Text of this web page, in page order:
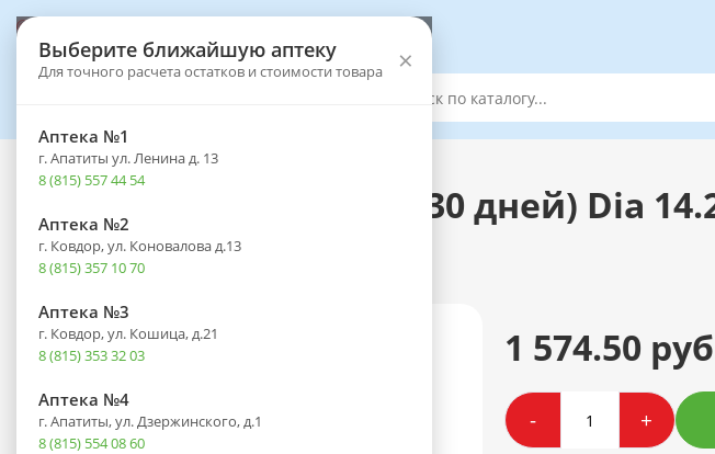
Выберите ближайшую аптеку
Для точного расчета остатков и стоимости товара ×
Аптека №1
г. Апатиты ул. Ленина д. 13
8 (815) 557 44 54
Аптека №2
г. Ковдор, ул. Коновалова д.13
8 (815) 357 10 70
Аптека №3
г. Ковдор, ул. Кошица, д.21
8 (815) 353 32 03
Аптека №4
г. Апатиты, ул. Дзержинского, д.1
8 (815) 554 08 60
Каталог - Оптика - Контактные линзы
Линзы MAXIMA 55 UV (30 дней) Dia
(-2,75) №6
1 574.50
- +